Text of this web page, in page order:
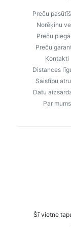
Preču
Norēķinu
Preču
Preču
Kontakti
Distances
Saistību
Datu
Par mums
Šī vietne